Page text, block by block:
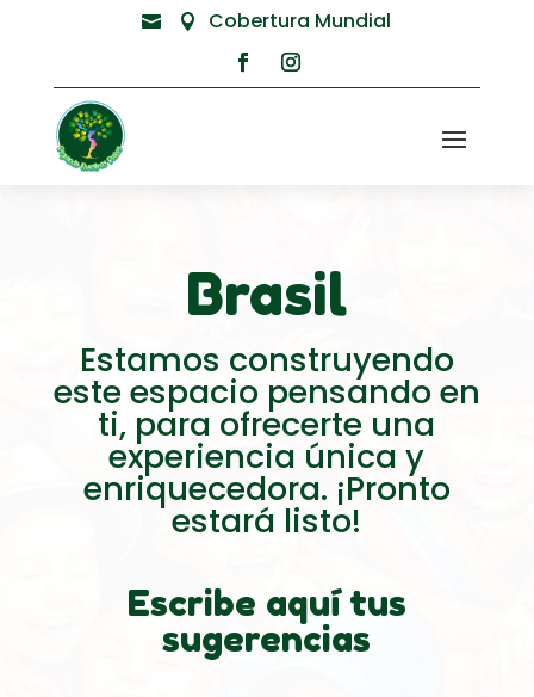
  Cobertura Mundial
Brasil
Estamos construyendo
este espacio pensando en
ti, para ofrecerte una
experiencia única y
enriquecedora. ¡Pronto
estará listo!
Escribe aquí tus
sugerencias